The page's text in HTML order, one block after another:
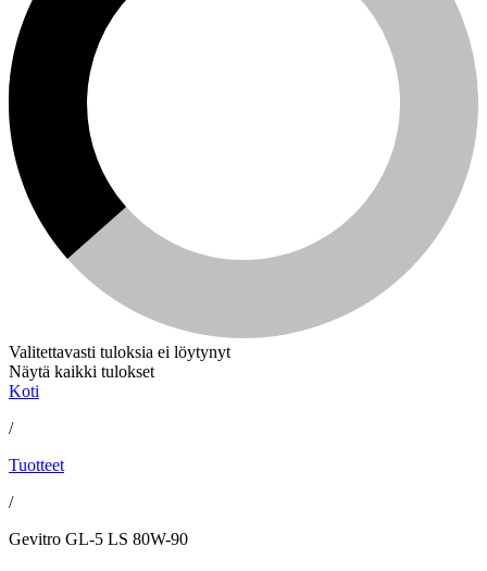
Valitettavasti tuloksia ei löytynyt
Näytä kaikki tulokset
Koti
/
Tuotteet
/
Gevitro GL-5 LS 80W-90